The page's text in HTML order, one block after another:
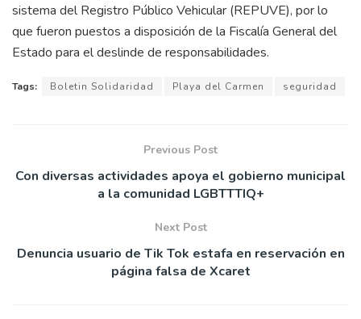
sistema del Registro Público Vehicular (REPUVE), por lo
que fueron puestos a disposición de la Fiscalía General del
Estado para el deslinde de responsabilidades.
Tags: Boletin Solidaridad Playa del Carmen seguridad
Previous Post
Con diversas actividades apoya el gobierno municipal
a la comunidad LGBTTTIQ+
Next Post
Denuncia usuario de Tik Tok estafa en reservación en
página falsa de Xcaret